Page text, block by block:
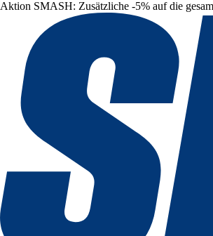
Aktion SMASH: Zusätzliche -5% auf die